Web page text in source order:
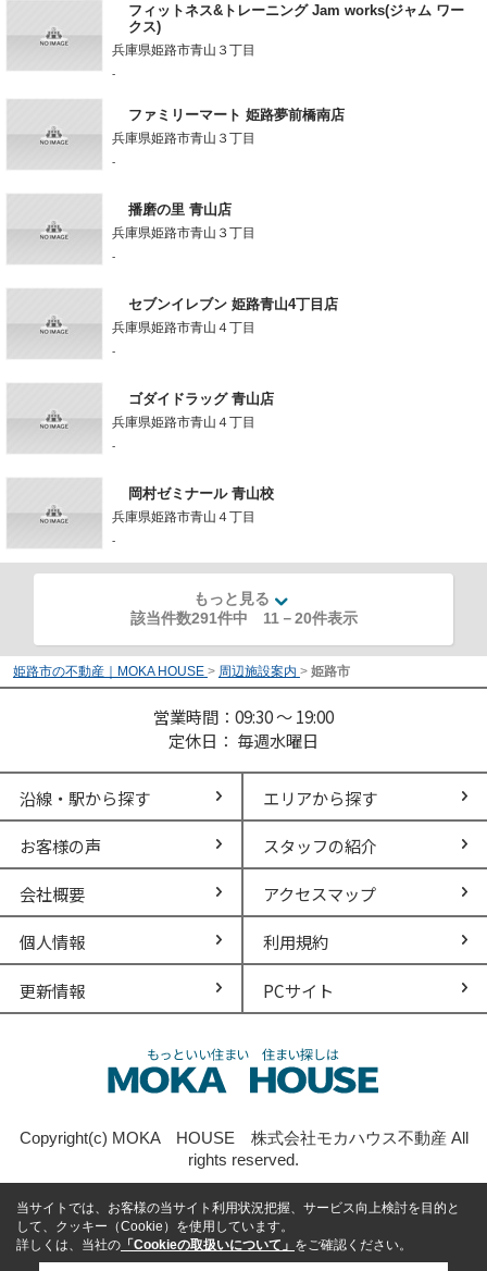
フィットネス&トレーニング Jam works(ジャム ワー
クス)
兵庫県姫路市青山３丁目
-
ファミリーマート 姫路夢前橋南店
兵庫県姫路市青山３丁目
-
播磨の里 青山店
兵庫県姫路市青山３丁目
-
セブンイレブン 姫路青山4丁目店
兵庫県姫路市青山４丁目
-
ゴダイドラッグ 青山店
兵庫県姫路市青山４丁目
-
岡村ゼミナール 青山校
兵庫県姫路市青山４丁目
-
もっと見る
該当件数291件中 11 －20件表示
姫路市の不動産｜MOKA HOUSE > 周辺施設案内 > 姫路市
営業時間：09:30 ～ 19:00
定休日： 毎週水曜日
沿線・駅から探す エリアから探す
お客様の声 スタッフの紹介
会社概要 アクセスマップ
個人情報 利用規約
更新情報 PCサイト
Copyright(c) MOKA HOUSE 株式会社モカハウス不動産 All
rights reserved.
当サイトでは、お客様の当サイト利用状況把握、サービス向上検討を目的と
して、クッキー（Cookie）を使用しています。
詳しくは、当社の 「Cookieの取扱いについて」 をご確認ください。